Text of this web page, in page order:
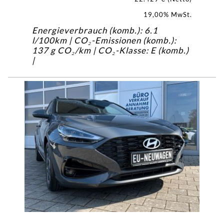
19,00% MwSt.
Energieverbrauch (komb.): 6.1
l/100km | CO₂-Emissionen (komb.):
137 g CO₂/km | CO₂-Klasse: E (komb.)
|